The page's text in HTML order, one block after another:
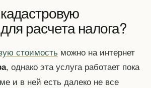
расчета налога?
стоимость можно на интернет
, однако эта услуга работает пока
и в ней есть далеко не все